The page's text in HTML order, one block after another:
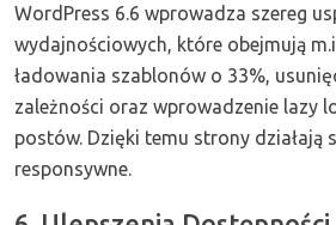
WordPress 6.6 wprowadza szereg
wydajnościowych, które obejmują
ładowania szablonów o 33%,
zależności oraz wprowadzenie lazy
postów. Dzięki temu strony działają
responsywne.